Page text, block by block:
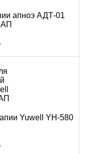
апноэ АДТ-01
Yuwell YH-580